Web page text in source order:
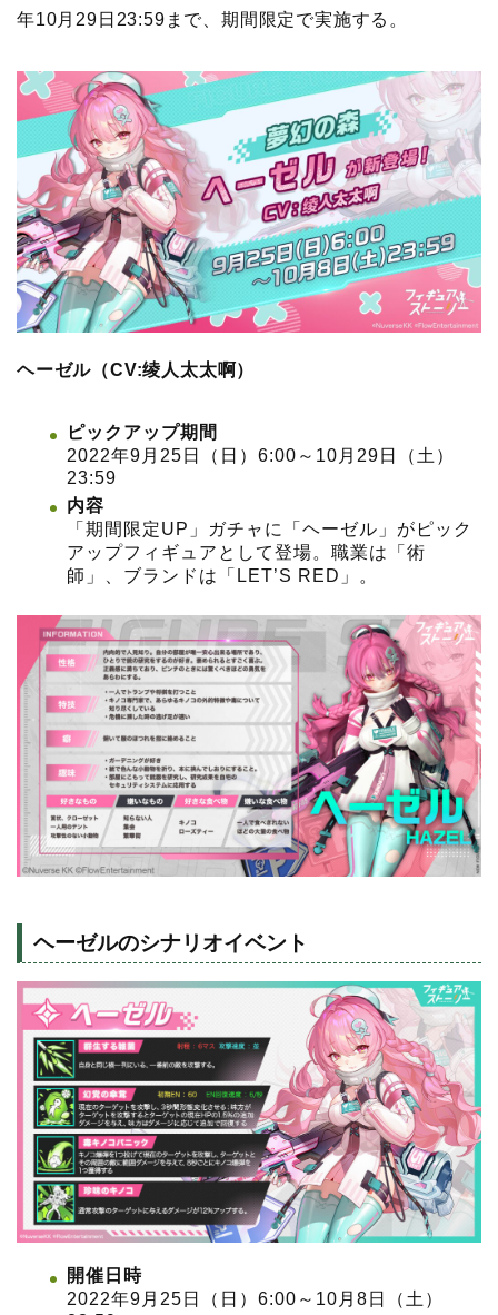
年10月29日23:59まで、期間限定で実施する。
ヘーゼル（CV:绫人太太啊）
ピックアップ期間
2022年9月25日（日）6:00～10月29日（土）
23:59
内容
「期間限定UP」ガチャに「ヘーゼル」がピック
アップフィギュアとして登場。職業は「術
師」、ブランドは「LET’S RED」。
ヘーゼルのシナリオイベント
開催日時
2022年9月25日（日）6:00～10月8日（土）